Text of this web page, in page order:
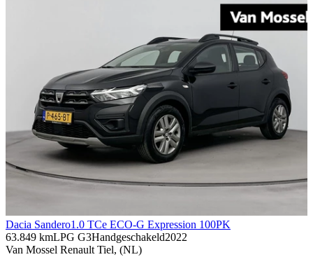
Dacia Sandero1.0 TCe ECO-G Expression 100PK
63.849 kmLPG G3Handgeschakeld2022
Van Mossel Renault Tiel, (NL)